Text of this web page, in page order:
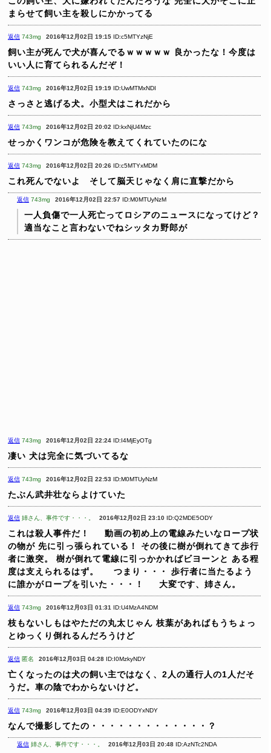
まらせて飼い主を殺しにかかってる
返信 743mg 2016年12月02日 19:15 ID:c5MTYzNjE
飼い主が死んで犬が喜んでるｗｗｗｗｗ
良かったな！今度は
いい人に育てられるんだぞ！
返信 743mg 2016年12月02日 19:19 ID:UwMTMxNDI
さっさと逃げる犬。小型犬はこれだから
返信 743mg 2016年12月02日 20:02 ID:kxNjU4Mzc
せっかくワンコが危険を教えてくれていたのにな
返信 743mg 2016年12月02日 20:26 ID:c5MTYxMDM
これ死んでないよ そして脳天じゃなく肩に直撃だから
返信 743mg 2016年12月02日 22:57 ID:M0MTUyNzM
一人負傷で一人死亡ってロシアのニュースになってけど？
適当なこと言わないでねシッタカ野郎が
返信 743mg 2016年12月02日 22:24 ID:I4MjEyOTg
凄い 犬は完全に気づいてるな
返信 743mg 2016年12月02日 22:53 ID:M0MTUyNzM
たぶん武井壮ならよけていた
返信 姉さん、事件です・・・。 2016年12月02日 23:10 ID:Q2MDE5ODY
これは殺人事件だ！
動画の初め上の電線みたいなロープ状
の物が 先に引っ張られている！
その後に樹が倒れてきて歩行
者に激突。
樹が倒れて電線に引っかかればビヨーンと ある程
度は支えられるはず。
つまり・・・
歩行者に当たるよう
に誰かがロープを引いた・・・！
大変です、姉さん。
返信 743mg 2016年12月03日 01:31 ID:U4MzA4NDM
枝もないしもはやただの丸太じゃん 枝葉があればもうちょっ
とゆっくり倒れるんだろうけど
返信 匿名 2016年12月03日 04:28 ID:I0MzkyNDY
亡くなったのは犬の飼い主ではなく、2人の通行人の1人だそ
うだ。車の陰でわからないけど。
返信 743mg 2016年12月03日 04:39 ID:E0ODYxNDY
なんで撮影してたの・・・・・・・・・・・・・？
返信 姉さん、事件です・・・。 2016年12月03日 20:48 ID:AzNTc2NDA